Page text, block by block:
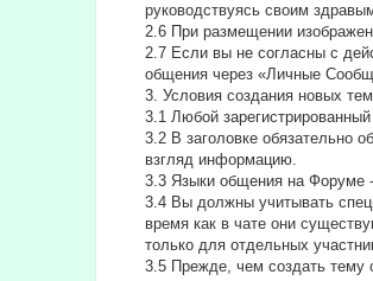
руководствуясь своим
2.6 При размещении
2.7 Если вы не согласны с
общения через «Личные
3. Условия создания новых
3.1 Любой
3.2 В заголовке обязательно
взгляд информацию.
3.3 Языки общения на Форуме -
3.4 Вы должны учитывать
время как в чате они
только для отдельных
3.5 Прежде, чем создать тему